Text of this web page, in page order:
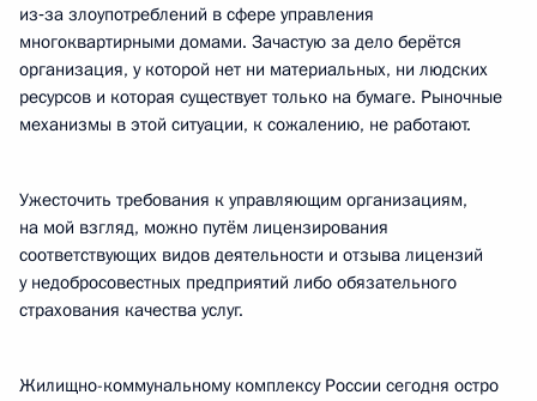
из‑за злоупотреблений в сфере управления
многоквартирными домами. Зачастую за дело берётся
организация, у которой нет ни материальных, ни людских
ресурсов и которая существует только на бумаге. Рыночные
механизмы в этой ситуации, к сожалению, не работают.
Ужесточить требования к управляющим организациям,
на мой взгляд, можно путём лицензирования
соответствующих видов деятельности и отзыва лицензий
у недобросовестных предприятий либо обязательного
страхования качества услуг.
Жилищно-коммунальному комплексу России сегодня остро